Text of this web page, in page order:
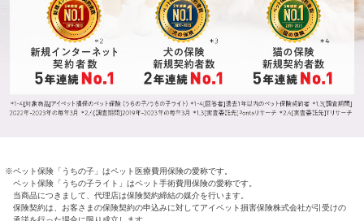
ペット保険「うちの子」はペット医療費用保険の愛称です。
ペット保険「うちの子ライト」はペット手術費用保険の愛称です。
当商品につきまして、代理店は保険契約締結の媒介を行います。
保険契約は、お客さまの保険契約の申込みに対してアイペット損害保険株式会社が引受けの